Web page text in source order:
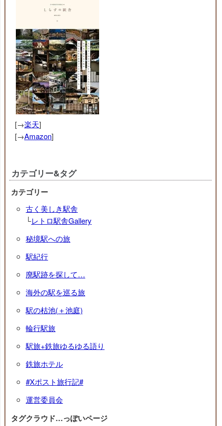
[→楽天]
[→Amazon]
カテゴリー&タグ
カテゴリー
古く美しき駅舎
└レトロ駅舎Gallery
秘境駅への旅
駅紀行
廃駅跡を探して…
海外の駅を巡る旅
駅の枯池(＋池庭)
輪行駅旅
駅旅+鉄旅ゆるゆる語り
鉄旅ホテル
#Xポスト旅行記#
運営委員会
タグクラウド…っぽいページ